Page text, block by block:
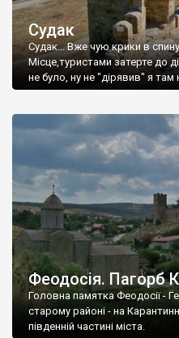
Судак
Судак... Вже чую крики в
Місце,туристами затерте до
не було, ну не "дірявив" я там
Феодосія. Пагорб
Головна памятка Феодосії -
старому районі - на
південній частині міста.